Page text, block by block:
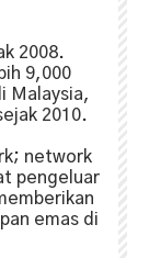
2008.
9,000
Malaysia,
2010.
network
pengeluar
emas di